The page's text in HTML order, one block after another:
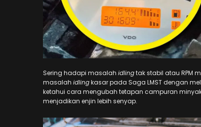
Sering hadapi masalah idlingtak stabil atau RPM
masalah idlingkasar pada Saga LMST dengan
ketahui cara mengubah tetapan campuran
menjadikan enjin lebih senyap.